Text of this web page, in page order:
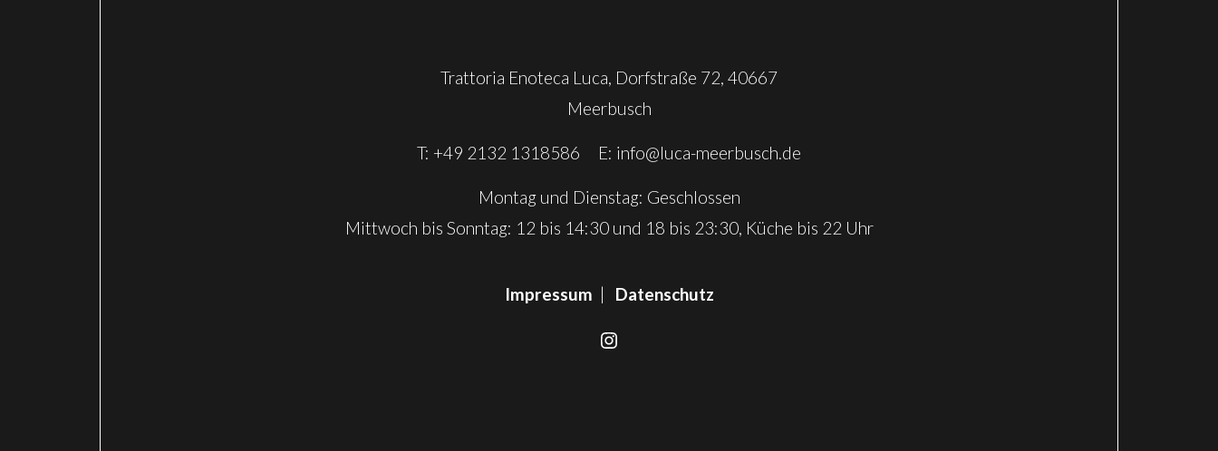
Trattoria Enoteca Luca, Dorfstraße 72, 40667
Meerbusch
T: +49 2132 1318586 E: info@luca-meerbusch.de
Montag und Dienstag: Geschlossen
Mittwoch bis Sonntag: 12 bis 14:30 und 18 bis 23:30, Küche bis 22 Uhr
Impressum | Datenschutz